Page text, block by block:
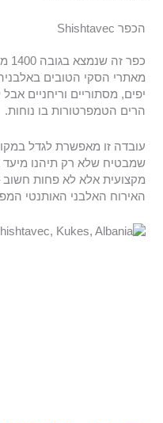
הכפר Shishtavec
מאתרי הסקי הטובים
יפים, מסתוריים וריחניים
הרים הטמפרטורות בו נוחות.
עובדה זו מאפשרת לגדל
שמבטיח שלא רק תיהנו
מקצועית אלא לא פחות
האירוח האלבני האותנטי